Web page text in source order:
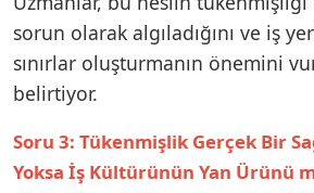
sorun olarak algıladığını ve iş
sınırlar oluşturmanın önemini
belirtiyor.
Soru 3: Tükenmişlik Gerçek Bir
Yoksa İş Kültürünün Yan Ürünü